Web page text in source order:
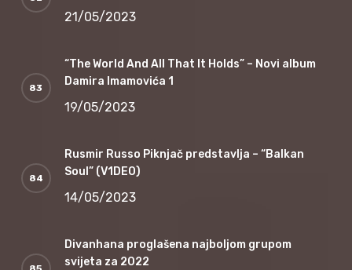
21/05/2023
“The World And All That It Holds” – Novi album
Damira Imamovića 1
19/05/2023
Rusmir Russo Piknjač predstavlja – “Balkan
Soul” (V1DEO)
14/05/2023
Divanhana proglašena najboljom grupom
svijeta za 2022